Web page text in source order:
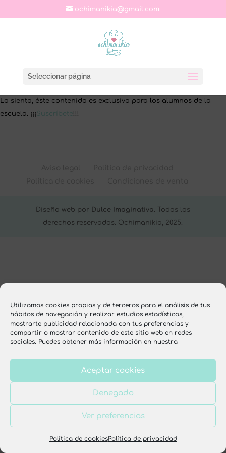
Utilizamos cookies propias y de terceros para el análisis de tus
hábitos de navegación y realizar estudios estadísticos,
mostrarte publicidad relacionada con tus preferencias y
compartir o mostrar contenido de este sitio web en redes
sociales. Puedes obtener más información en nuestra
Aceptar cookies
Denegado
Ver preferencias
Política de cookiesPolítica de privacidad
ochimanikia@gmail.com
Seleccionar página
Lo siento, éste contenido es exclusivo para los alumnos de la
escuela. ¡¡¡Suscríbete!!!
Diseño web por Dulce Imaginativa. Todos los
derechos reservados. Ochimanikia, 2025.